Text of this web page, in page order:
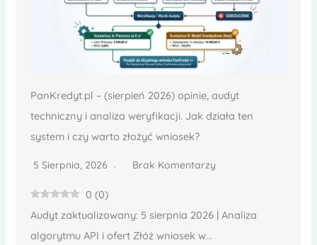
PanKredyt.pl – (sierpień 2026) opinie, audyt
techniczny i analiza weryfikacji. Jak działa ten
system i czy warto złożyć wniosek?
5 Sierpnia, 2026 Brak Komentarzy
0 (0)
Audyt zaktualizowany: 5 sierpnia 2026 | Analiza
algorytmu API i ofert Złóż wniosek w...